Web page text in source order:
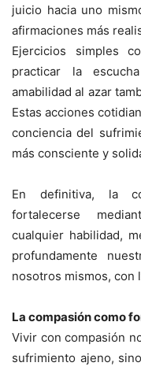
juicio hacia uno
afirmaciones más
Ejercicios simples
practicar la
amabilidad al azar
Estas acciones
conciencia del
más consciente y
En definitiva, la
fortalecerse
cualquier habilidad,
profundamente
nosotros mismos, con
La compasión como
Vivir con compasión
sufrimiento ajeno,